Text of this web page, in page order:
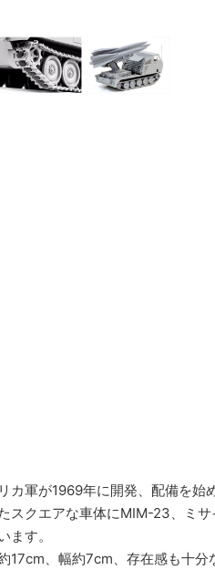
カ軍が1969年に開発、配備を始
スクエアな車体にMIM-23、ミ
ます。
17cm、幅約7cm、存在感も十分